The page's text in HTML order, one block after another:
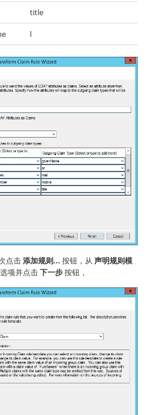
title
l
点击添加规则... 按钮，从 声明规则模
选项并点击下一步按钮，